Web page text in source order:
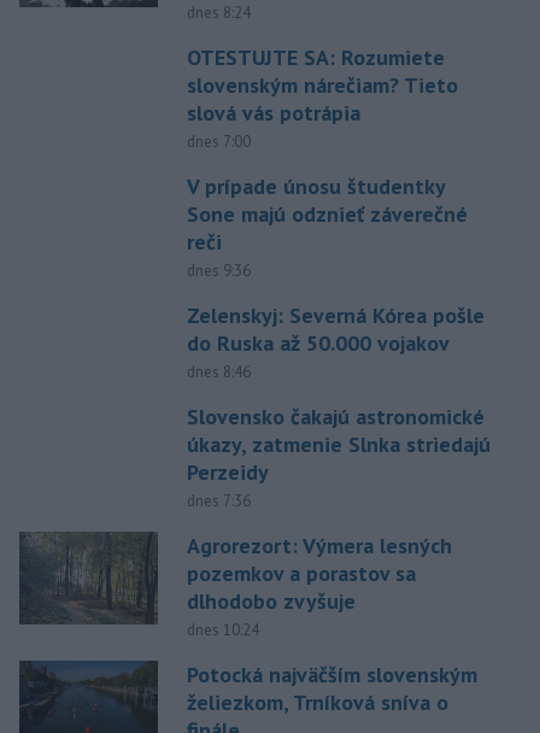
dnes 8:24
OTESTUJTE SA: Rozumiete
slovenským nárečiam? Tieto
slová vás potrápia
dnes 7:00
V prípade únosu študentky
Sone majú odznieť záverečné
reči
dnes 9:36
Zelenskyj: Severná Kórea pošle
do Ruska až 50.000 vojakov
dnes 8:46
Slovensko čakajú astronomické
úkazy, zatmenie Slnka striedajú
Perzeidy
dnes 7:36
Agrorezort: Výmera lesných
pozemkov a porastov sa
dlhodobo zvyšuje
dnes 10:24
Potocká najväčším slovenským
želiezkom, Trníková sníva o